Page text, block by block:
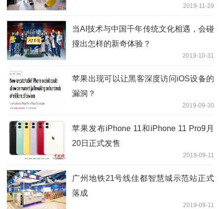
2019-11-29
当AI技术与中国千年传统文化相遇，会碰
撞出怎样的新奇体验？
2019-10-31
苹果出现可以让黑客深度访问iOS设备的
漏洞？
2019-09-30
苹果发布iPhone 11和iPhone 11 Pro9月
20日正式发售
2019-09-11
广州地铁21号线佳都智慧城示范站正式
落成
2019-09-11